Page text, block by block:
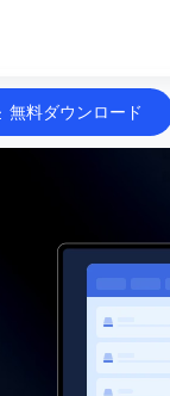
無料ダウンロード